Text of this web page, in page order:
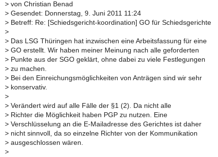
> von Christian Benad
> Gesendet: Donnerstag, 9. Juni 2011 11:24
> Betreff: Re: [Schiedsgericht-koordination] GO für Schiedsgerichte
>
> Das LSG Thüringen hat inzwischen eine Arbeitsfassung für eine
> GO erstellt. Wir haben meiner Meinung nach alle geforderten
> Punkte aus der SGO geklärt, ohne dabei zu viele Festlegungen
> zu machen.
> Bei den Einreichungsmöglichkeiten von Anträgen sind wir sehr
> konservativ.
>
> Verändert wird auf alle Fälle der §1 (2). Da nicht alle
> Richter die Möglichkeit haben PGP zu nutzen. Eine
> Verschlüsselung an die E-Mailadresse des Gerichtes ist daher
> nicht sinnvoll, da so einzelne Richter von der Kommunikation
> ausgeschlossen wären.
>